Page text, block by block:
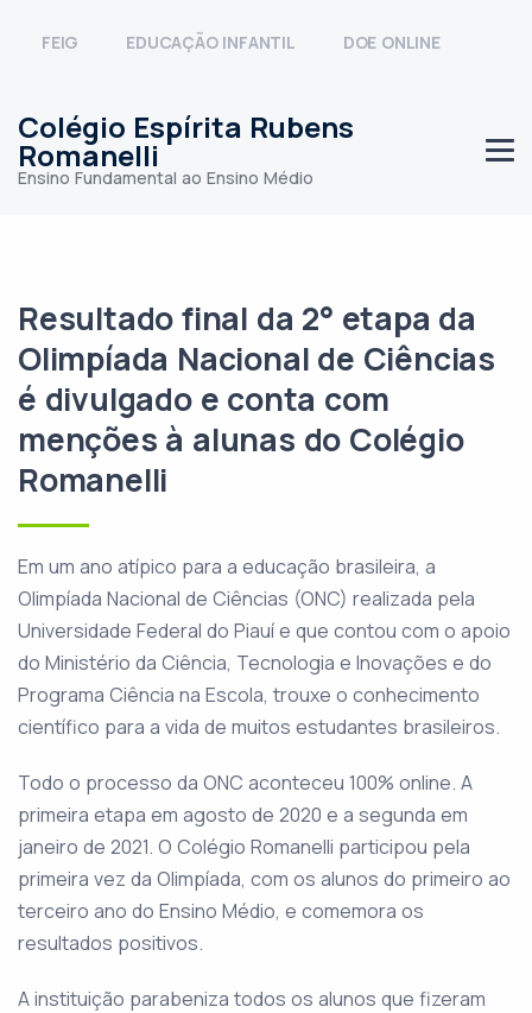
FEIG EDUCAÇÃO INFANTIL DOE ONLINE
Colégio Espírita Rubens
Romanelli
Ensino Fundamental ao Ensino Médio
Resultado final da 2° etapa da
Olimpíada Nacional de Ciências
é divulgado e conta com
menções à alunas do Colégio
Romanelli
Em um ano atípico para a educação brasileira, a
Olimpíada Nacional de Ciências (ONC) realizada pela
Universidade Federal do Piauí e que contou com o apoio
do Ministério da Ciência, Tecnologia e Inovações e do
Programa Ciência na Escola, trouxe o conhecimento
científico para a vida de muitos estudantes brasileiros.
Todo o processo da ONC aconteceu 100% online. A
primeira etapa em agosto de 2020 e a segunda em
janeiro de 2021. O Colégio Romanelli participou pela
primeira vez da Olimpíada, com os alunos do primeiro ao
terceiro ano do Ensino Médio, e comemora os
resultados positivos.
A instituição parabeniza todos os alunos que fizeram